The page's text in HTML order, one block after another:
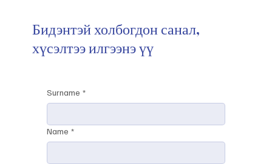
Бидэнтэй холбогдон санал,
хүсэлтээ илгээнэ үү
Surname *
Name *